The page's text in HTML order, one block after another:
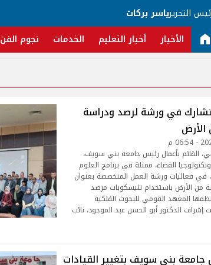
التحريرياسر بركات
الأخبار أخبار التعليم الخدمات نجوم الفن
في ورشة لرصد ودراسة
الأرض
القائم بأعمال رئيس جامعة بني سويف،
الفضاء، ممثلة في برنامج العلوم
في فعاليات ورشة العمل المتخصصة بعنوان
من الأرض باستخدام تليسكوبات مرصد
المعهد القومي للبحوث الفلكية
إشراف الدكتور أبو الحسن عبد الموجود، نائب
بنى سويف بتغيير القيادات